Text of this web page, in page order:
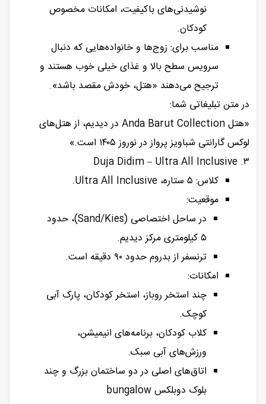
نوشیدنی‌های باکیفیت، امکانات مخصوص
کودکان.
مناسب برای: زوج‌ها و خانواده‌هایی که دنبال
سرویس سطح بالا و غذای خیلی خوب هستند و
ترجیح می‌دهند «هتل، خودش مقصد باشد».
در متن تبلیغاتی شما:
«هتل Anda Barut Collection در دیدیم، از هتل‌های
لوکس گارانتی شباویز پرواز در نوروز ۱۴۰۵ است.»
۳. Duja Didim – Ultra All Inclusive
کلاس: ۵ ستاره، Ultra All Inclusive.
موقعیت:
در ساحل اختصاصی (Sand/Kies)، حدود
۵ کیلومتری مرکز دیدیم.
ترنسفر از بدروم حدود ۹۰ دقیقه است.
امکانات:
چند استخر روباز، استخر کودکان، پارک آبی
کوچک.
کلاب کودکان، برنامه‌های انیمیشن،
ورزش‌های آبی سبک.
اتاق‌های اصلی در دو ساختمان بزرگ و چند
بلوک دوبلکس bungalow